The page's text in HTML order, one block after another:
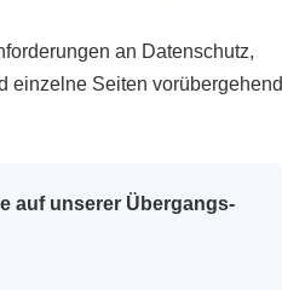
an Datenschutz,
einzelne Seiten vorübergehend
auf unserer Übergangs-